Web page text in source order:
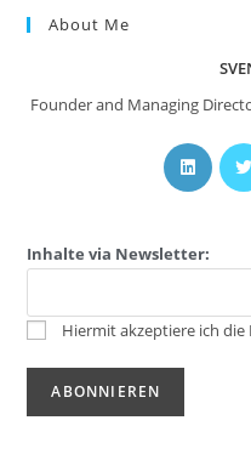
About Me
Founder and Managing
Inhalte via Newsletter:
Hiermit akzeptiere ich